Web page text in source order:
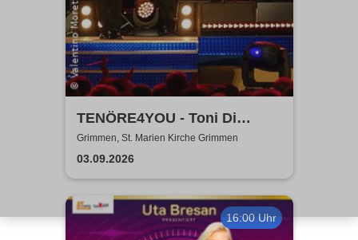
TENÖRE4YOU - Toni Di
Napoli & Pietro Pato
Grimmen, St. Marien Kirche Grimmen
03.09.2026
16:00 Uhr